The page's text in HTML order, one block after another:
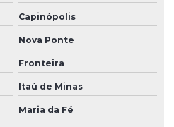
Capinópolis
Nova Ponte
Fronteira
Itaú de Minas
Maria da Fé